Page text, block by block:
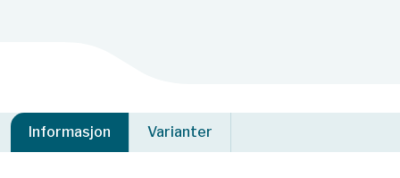
Informasjon Varianter